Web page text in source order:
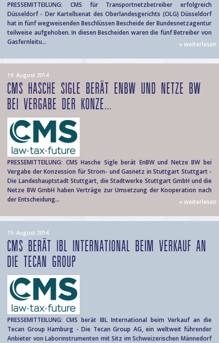
PRESSEMITTEILUNG: CMS für Transportnetzbetreiber erfolgreich
Düsseldorf - Der Kartellsenat des Oberlandesgerichts (OLG) Düsseldorf
hat in fünf wegweisenden Beschlüssen Bescheide der Bundesnetzagentur
teilweise aufgehoben. In diesen Bescheiden waren die fünf Betreiber von
Gasfernleitu...
» weiterlesen
19. August 2014
CMS HASCHE SIGLE BERÄT ENBW UND NETZE BW
BEI VERGABE DER KONZE...
PRESSEMITTEILUNG: CMS Hasche Sigle berät EnBW und Netze BW bei
Vergabe der Konzession für Strom- und Gasnetz in Stuttgart Stuttgart -
Die Landeshauptstadt Stuttgart, die Stadtwerke Stuttgart GmbH und die
Netze BW GmbH haben Verträge zur Umsetzung der Kooperation nach
der Entscheidung...
» weiterlesen
15. August 2014
CMS BERÄT IBL INTERNATIONAL BEIM VERKAUF AN
DIE TECAN GROUP
PRESSEMITTEILUNG: CMS berät IBL International beim Verkauf an die
Tecan Group Hamburg - Die Tecan Group AG, ein weltweit führender
Anbieter von Laborinstrumenten mit Sitz im Schweizerischen Männedorf